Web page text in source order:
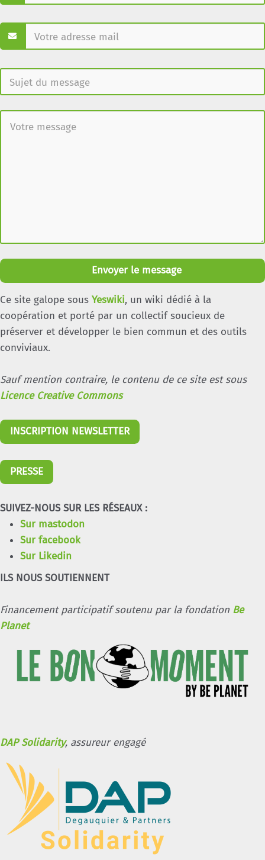
Envoyer le message
Ce site galope sous Yeswiki, un wiki dédié à la
coopération et porté par un collectif soucieux de
préserver et développer le bien commun et des outils
conviviaux.
Sauf mention contraire, le contenu de ce site est sous
Licence Creative Commons
INSCRIPTION NEWSLETTER
PRESSE
SUIVEZ-NOUS SUR LES RÉSEAUX :
Sur mastodon
Sur facebook
Sur Likedin
ILS NOUS SOUTIENNENT
Financement participatif soutenu par la fondation Be
Planet
DAP Solidarity, assureur engagé